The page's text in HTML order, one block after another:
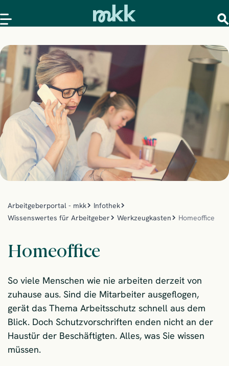
Arbeitgeberportal - mkk
Infothek
Wissenswertes für Arbeitgeber
Werkzeugkasten Homeoffice
Homeoffice
So viele Menschen wie nie arbeiten derzeit von
zuhause aus. Sind die Mitarbeiter ausgeflogen,
gerät das Thema Arbeitsschutz schnell aus dem
Blick. Doch Schutzvorschriften enden nicht an der
Haustür der Beschäftigten. Alles, was Sie wissen
müssen.